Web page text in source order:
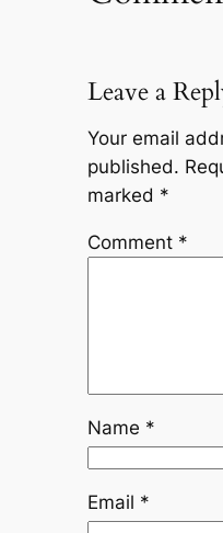
Leave a
Your email
published.
marked *
Comment *
Name *
Email *